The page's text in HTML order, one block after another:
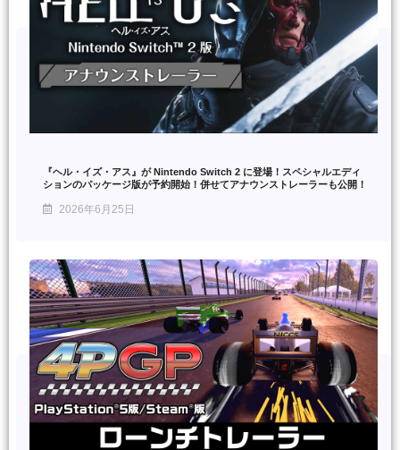
『ヘル・イズ・アス』が Nintendo Switch 2 に登場！スペシャルエディ
ションのパッケージ版が予約開始！併せてアナウンストレーラーも公開！
2026年6月25日